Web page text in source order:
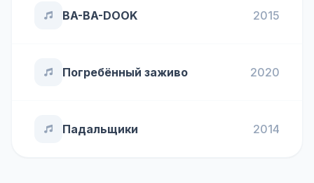
BA-BA-DOOK 2015
Погребённый заживо 2020
Падальщики 2014